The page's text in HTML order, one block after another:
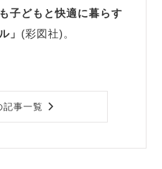
子どもと快適に暮らす
」 (彩図社)。
記事一覧